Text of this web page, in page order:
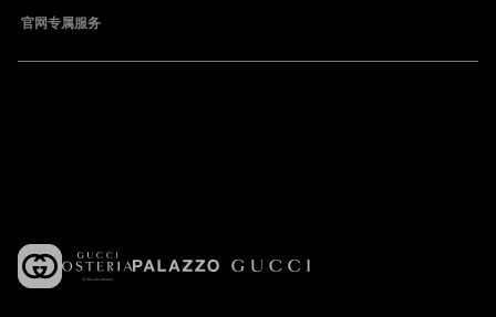
官网专属服务